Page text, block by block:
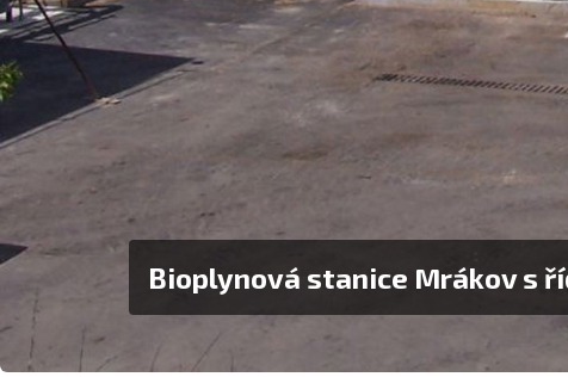
Bioplynová stanice Mrákov s